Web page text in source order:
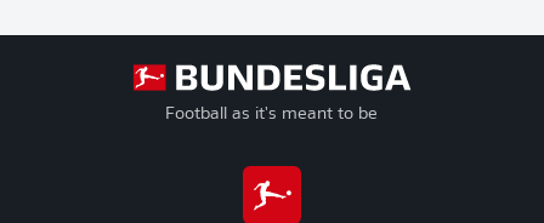
Football as it's meant to be